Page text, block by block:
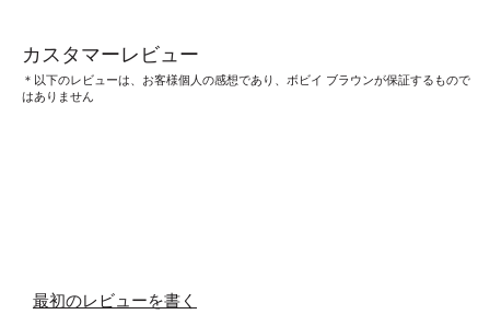
カスタマーレビュー
＊以下のレビューは、お客様個人の感想であり、ボビイ ブラウンが保証するもので
はありません
最初のレビューを書く